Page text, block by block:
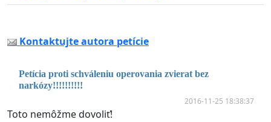
Kontaktujte autora petície
Petícia proti schváleniu operovania zvierat bez
narkózy!!!!!!!!!!
2016-11-25 18:38:37
Toto nemôžme dovoliť!